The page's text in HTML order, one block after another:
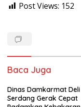
Post Views: 152
Baca Juga
Dinas Damkarmat Deli
Serdang Gerak Cepat